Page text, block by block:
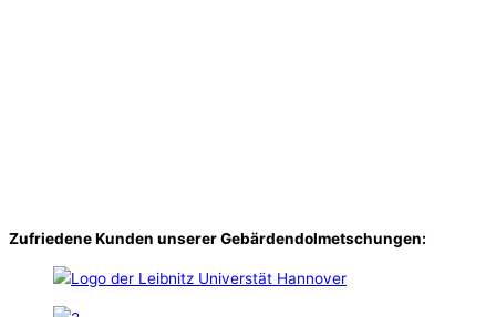
Zufriedene Kunden unserer Gebärdendolmetschungen: